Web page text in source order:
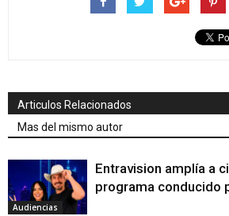
Articulos Relacionados
Mas del mismo autor
Audiencias
Entravision amplía a
programa conducido